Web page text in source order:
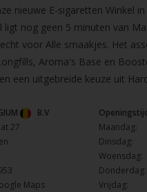
nieuwe E-sigaretten Winkel
ligt nog geen 5 minuten van
voor Alle smaakjes. Het
Aroma's Base en
een uitgebreide keuze uit
B.V
27
Maps
Maandag:
Dinsdag:
Woensdag:
Donderdag:
Vrijdag: